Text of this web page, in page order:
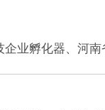
企业孵化器、河南